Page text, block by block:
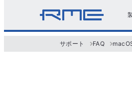
サポート FAQ